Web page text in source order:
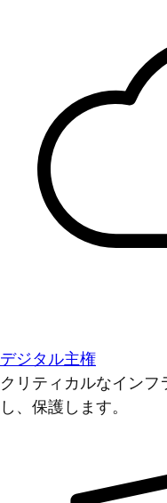
デジタル主権
クリティカルなイン
し、保護します。